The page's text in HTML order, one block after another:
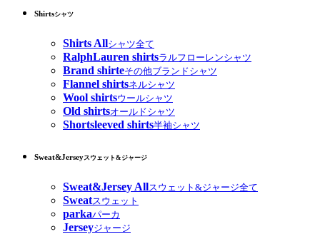
Shirtsシャツ
Shirts Allシャツ全て
RalphLauren shirtsラルフローレンシャツ
Brand shirteその他ブランドシャツ
Flannel shirtsネルシャツ
Wool shirtsウールシャツ
Old shirtsオールドシャツ
Shortsleeved shirts半袖シャツ
Sweat&Jerseyスウェット&ジャージ
Sweat&Jersey Allスウェット&ジャージ全て
Sweatスウェット
parkaパーカ
Jerseyジャージ